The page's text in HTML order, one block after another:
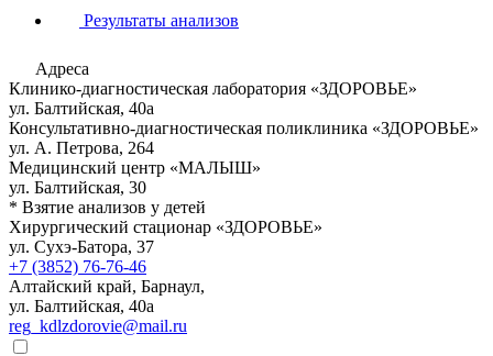
Результаты анализов
Адреса
Клинико-диагностическая лаборатория «ЗДОРОВЬЕ»
ул. Балтийская, 40а
Консультативно-диагностическая поликлиника «ЗДОРОВЬЕ»
ул. А. Петрова, 264
Медицинский центр «МАЛЫШ»
ул. Балтийская, 30
* Взятие анализов у детей
Хирургический стационар «ЗДОРОВЬЕ»
ул. Сухэ-Батора, 37
+7 (3852) 76-76-46
Алтайский край, Барнаул,
ул. Балтийская, 40а
reg_kdlzdorovie@mail.ru